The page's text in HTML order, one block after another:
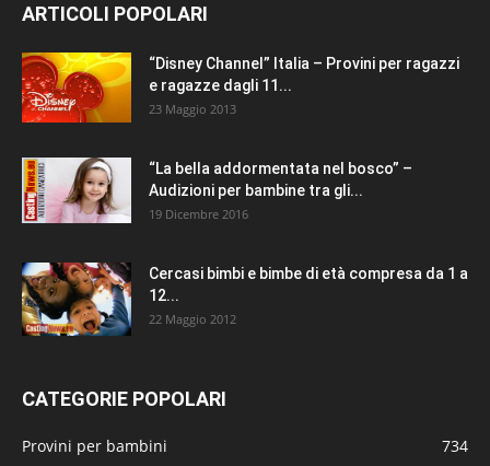
ARTICOLI POPOLARI
“Disney Channel” Italia – Provini per ragazzi
e ragazze dagli 11...
23 Maggio 2013
“La bella addormentata nel bosco” –
Audizioni per bambine tra gli...
19 Dicembre 2016
Cercasi bimbi e bimbe di età compresa da 1 a
12...
22 Maggio 2012
CATEGORIE POPOLARI
Provini per bambini
734